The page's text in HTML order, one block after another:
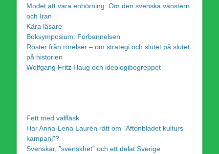
Modet att vara enhörning: Om den svenska vänstern
och Iran
Kära läsare
Boksymposium: Förbannelsen
Röster från rörelser – om strategi och slutet på slutet
på historien
Wolfgang Fritz Haug och ideologibegreppet
Fett med valfläsk
Har Anna-Lena Laurén rätt om ”Aftonbladet kulturs
kampanj”?
Svenskar, ”svenskhet” och ett delat Sverige